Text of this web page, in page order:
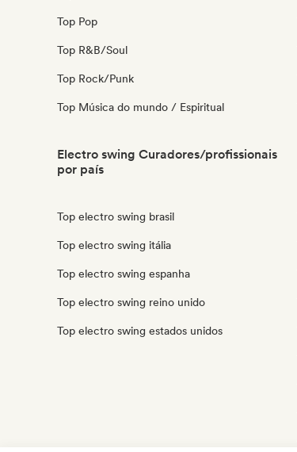
Top Pop
Top R&B/Soul
Top Rock/Punk
Top Música do mundo / Espiritual
Electro swing Curadores/profissionais
por país
Top electro swing brasil
Top electro swing itália
Top electro swing espanha
Top electro swing reino unido
Top electro swing estados unidos